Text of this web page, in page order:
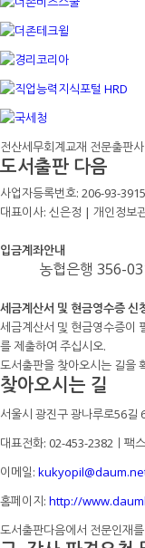
전산세무회계교재 전문출판사
도서출판 다음
사업자등록번호: 206-93-
대표이사: 신은정 | 개인정보
입금계좌안내
농협은행 356-
세금계산서 및 현금영수증 신
세금계산서 및 현금영수증이
를 제출하여 주십시오.
도서출판을 찾아오시는 길을
찾아오시는 길
서울시 광진구 광나루로56길
대표전화: 02-453-2382ㅣ팩
이메일:
홈페이지: http://
도서출판다음에서 전문인재